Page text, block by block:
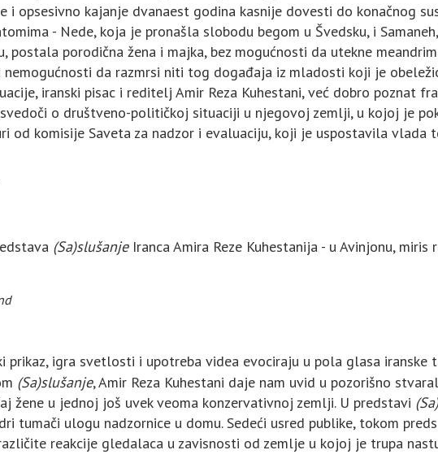
i opsesivno kajanje dvanaest godina kasnije dovesti do konačnog
- Nede, koja je pronašla slobodu begom u Švedsku, i
postala porodična žena i majka, bez mogućnosti da utekne
nemogućnosti da razmrsi niti tog događaja iz mladosti koji je
iranski pisac i reditelj Amir Reza Kuhestani, već dobro poznat
o društveno-političkoj situaciji u njegovoj zemlji, u kojoj je
od komisije Saveta za nadzor i evaluaciju, koji je uspostavila vlada
(Sa)slušanje Iranca Amira Reze Kuhestanija - u Avinjonu, miris
prikaz, igra svetlosti i upotreba videa evociraju u pola glasa iranske
(Sa)slušanje, Amir Reza Kuhestani daje nam uvid u pozorišno
žene u jednoj još uvek veoma konzervativnoj zemlji. U predstavi
tumači ulogu nadzornice u domu. Sedeći usred publike, tokom
reakcije gledalaca u zavisnosti od zemlje u kojoj je trupa